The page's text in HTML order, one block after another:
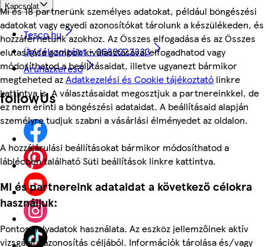
Mi és 18 partnerünk személyes adatokat, például böngészési
adatokat vagy egyedi azonosítókat tárolunk a készülékeden, és
hozzáférhetünk azokhoz. Az Összes elfogadása és az Összes
elutasítása gombok kiválasztásával elfogadhatod vagy
módosíthatod a beállításaidat, illetve ugyanezt bármikor
megteheted azAdatkezelési és Cookie tájékoztató linkre
kattintva is. A választásaidat megosztjuk a partnereinkkel, de
ez nem érinti a böngészési adataidat. A beállításaid alapján
személyre tudjuk szabni a vásárlási élményedet az oldalon.
A hozzájárulási beállításokat bármikor módosíthatod a
láblécben található Süti beállítások linkre kattintva.
Mi és partnereink adataidat a következő célokra
használjuk:
Pontos helyadatok használata. Az eszköz jellemzőinek aktív
vizsgálata azonosítás céljából. Információk tárolása és/vagy
Kapcsolat
Tesco.hu
Ügyfélszolgálat - 0680222333
Áruházkereső
followUs